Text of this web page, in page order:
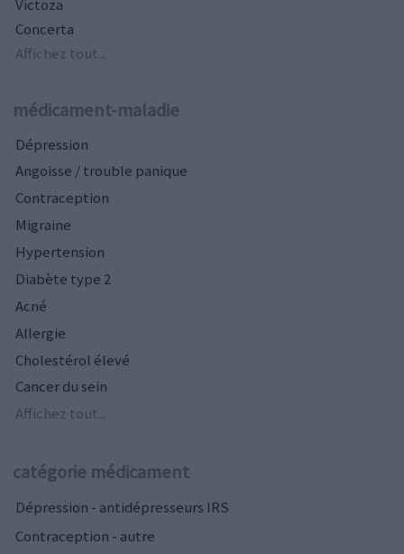
Victoza
Concerta
Affichez tout...
médicament-maladie
Dépression
Angoisse / trouble panique
Contraception
Migraine
Hypertension
Diabète type 2
Acné
Allergie
Cholestérol élevé
Cancer du sein
Affichez tout...
catégorie médicament
Dépression - antidépresseurs IRS
Contraception - autre